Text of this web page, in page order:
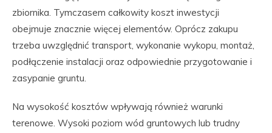
zbiornika. Tymczasem całkowity koszt inwestycji
obejmuje znacznie więcej elementów. Oprócz zakupu
trzeba uwzględnić transport, wykonanie wykopu, montaż,
podłączenie instalacji oraz odpowiednie przygotowanie i
zasypanie gruntu.
Na wysokość kosztów wpływają również warunki
terenowe. Wysoki poziom wód gruntowych lub trudny